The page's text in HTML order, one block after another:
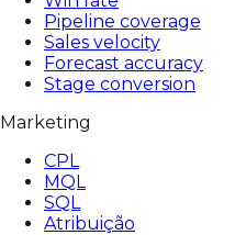
Pipeline coverage
Sales velocity
Forecast accuracy
Stage conversion
Marketing
CPL
MQL
SQL
Atribuição